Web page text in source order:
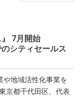
7月開始
シティセールス
や地域活性化事業を
京都千代田区、代表